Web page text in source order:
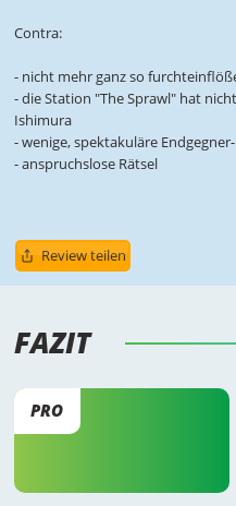
Contra:
- nicht mehr ganz so
- die Station "The Sprawl" hat
Ishimura
- wenige, spektakuläre
- anspruchslose Rätsel
Review teilen
FAZIT
PRO